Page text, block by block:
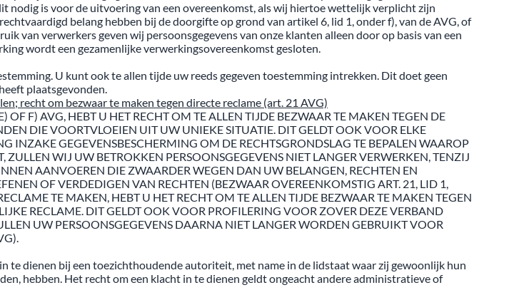
nodig is voor de uitvoering van een overeenkomst, als wij hiertoe wettelijk verplicht zijn
belang hebben bij de doorgifte op grond van artikel 6, lid 1, onder f), van de AVG, of
van verwerkers geven wij persoonsgegevens van onze klanten alleen door op basis van een
wordt een gezamenlijke verwerkingsovereenkomst gesloten.
U kunt ook te allen tijde uw reeds gegeven toestemming intrekken. Dit doet geen
plaatsgevonden.
recht om bezwaar te maken tegen directe reclame (art. 21 AVG)
F) AVG, HEBT U HET RECHT OM TE ALLEN TIJDE BEZWAAR TE MAKEN TEGEN DE
DIE VOORTVLOEIEN UIT UW UNIEKE SITUATIE. DIT GELDT OOK VOOR ELKE
INZAKE GEGEVENSBESCHERMING OM DE RECHTSGRONDSLAG TE BEPALEN WAAROP
WIJ UW BETROKKEN PERSOONSGEGEVENS NIET LANGER VERWERKEN, TENZIJ
AANVOEREN DIE ZWAARDER WEGEN DAN UW BELANGEN, RECHTEN EN
OF VERDEDIGEN VAN RECHTEN (BEZWAAR OVEREENKOMSTIG ART. 21, LID 1,
TE MAKEN, HEBT U HET RECHT OM TE ALLEN TIJDE BEZWAAR TE MAKEN TEGEN
RECLAME. DIT GELDT OOK VOOR PROFILERING VOOR ZOVER DEZE VERBAND
UW PERSOONSGEGEVENS DAARNA NIET LANGER WORDEN GEBRUIKT VOOR
te dienen bij een toezichthoudende autoriteit, met name in de lidstaat waar zij gewoonlijk hun
hebben. Het recht om een klacht in te dienen geldt ongeacht andere administratieve of